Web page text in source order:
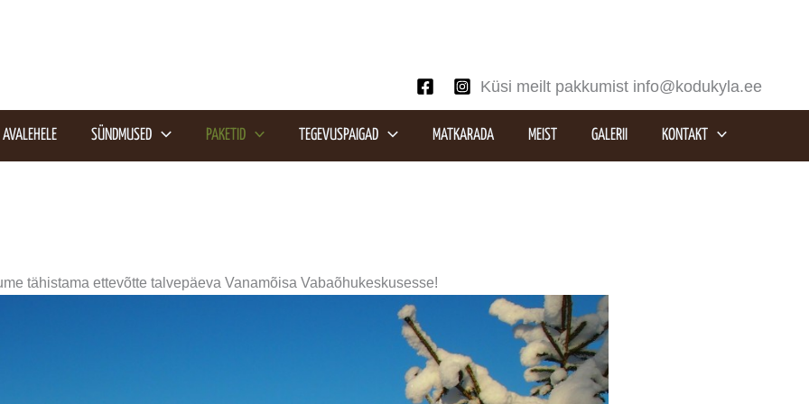
Küsi meilt pakkumist info@kodukyla.ee
AVALEHELE SÜNDMUSED PAKETID TEGEVUSPAIGAD MATKARADA MEIST GALERII KONTAKT
tähistama ettevõtte talvepäeva Vanamõisa Vabaõhukeskusesse!